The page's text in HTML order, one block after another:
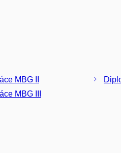
MBG II
MBG III